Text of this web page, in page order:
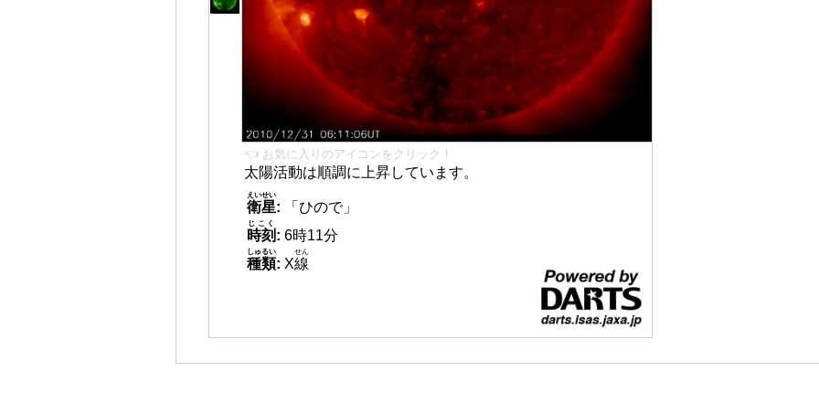
👈 お気に入りのアイコンをクリック！
太陽活動は順調に上昇しています。
衛星
えいせい
:
「ひので」
時刻
じこく
: 6時11分
種類
しゅるい
: X線
せん